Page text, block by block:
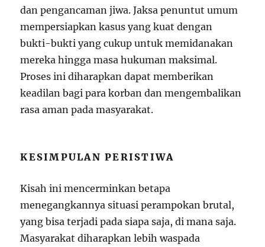
dan pengancaman jiwa. Jaksa penuntut umum
mempersiapkan kasus yang kuat dengan
bukti-bukti yang cukup untuk memidanakan
mereka hingga masa hukuman maksimal.
Proses ini diharapkan dapat memberikan
keadilan bagi para korban dan mengembalikan
rasa aman pada masyarakat.
KESIMPULAN PERISTIWA
Kisah ini mencerminkan betapa
menegangkannya situasi perampokan brutal,
yang bisa terjadi pada siapa saja, di mana saja.
Masyarakat diharapkan lebih waspada